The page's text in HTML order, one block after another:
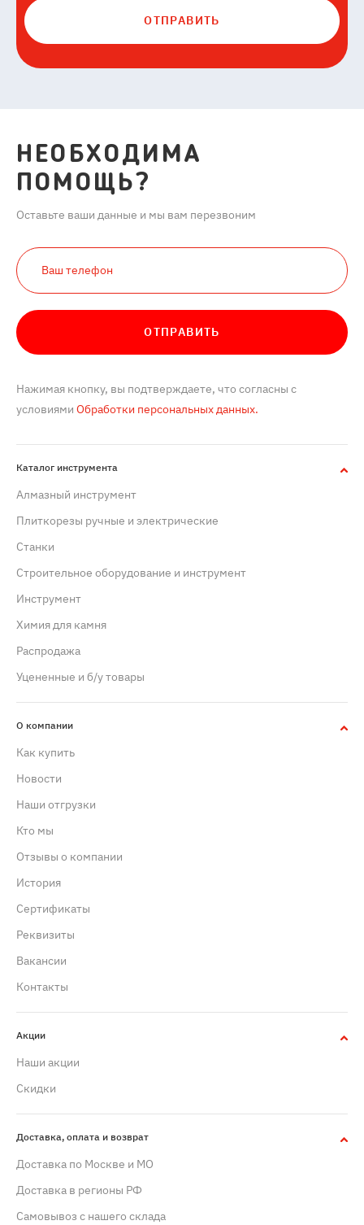
ОТПРАВИТЬ
НЕОБХОДИМА
ПОМОЩЬ?
Оставьте ваши данные и мы вам перезвоним
ОТПРАВИТЬ
Нажимая кнопку, вы подтверждаете, что согласны с
условиями Обработки персональных данных.
Каталог инструмента
Алмазный инструмент
Плиткорезы ручные и электрические
Станки
Строительное оборудование и инструмент
Инструмент
Химия для камня
Распродажа
Уцененные и б/у товары
О компании
Как купить
Новости
Наши отгрузки
Кто мы
Отзывы о компании
История
Сертификаты
Реквизиты
Вакансии
Контакты
Акции
Наши акции
Скидки
Доставка, оплата и возврат
Доставка по Москве и МО
Доставка в регионы РФ
Самовывоз с нашего склада